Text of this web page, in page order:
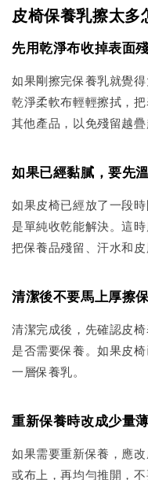
皮椅保養乳擦太多
先用乾淨布收掉表面
如果剛擦完保養乳就覺
乾淨柔軟布輕輕擦拭，
其他產品，以免殘留越疊
如果已經黏膩，要先
如果皮椅已經放了一段
是單純收乾能解決。這
把保養品殘留、汗水和皮
清潔後不要馬上厚擦
清潔完成後，先確認皮
是否需要保養。如果皮
一層保養乳。
重新保養時改成少量
如果需要重新保養，應
或布上，再均勻推開，